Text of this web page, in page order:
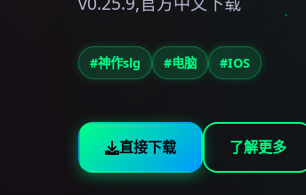
#神作slg #电脑 #IOS
直接下载 了解更多